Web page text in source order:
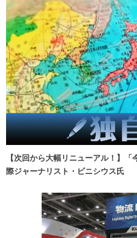
【次回から大幅リニューアル！】
際ジャーナリスト・ビニシウス氏